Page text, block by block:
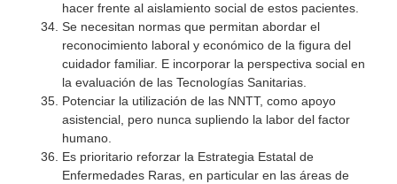
hacer frente al aislamiento social de estos pacientes.
Se necesitan normas que permitan abordar el
reconocimiento laboral y económico de la figura del
cuidador familiar. E incorporar la perspectiva social en
la evaluación de las Tecnologías Sanitarias.
Potenciar la utilización de las NNTT, como apoyo
asistencial, pero nunca supliendo la labor del factor
humano.
Es prioritario reforzar la Estrategia Estatal de
Enfermedades Raras, en particular en las áreas de